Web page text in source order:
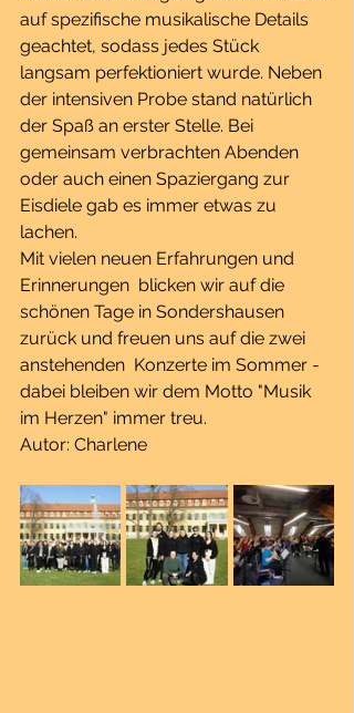
auf spezifische musikalische Details
geachtet, sodass jedes Stück
langsam perfektioniert wurde. Neben
der intensiven Probe stand natürlich
der Spaß an erster Stelle. Bei
gemeinsam verbrachten Abenden
oder auch einen Spaziergang zur
Eisdiele gab es immer etwas zu
lachen.
Mit vielen neuen Erfahrungen und
Erinnerungen  blicken wir auf die
schönen Tage in Sondershausen
zurück und freuen uns auf die zwei
anstehenden  Konzerte im Sommer -
dabei bleiben wir dem Motto "Musik
im Herzen" immer treu.
Autor: Charlene